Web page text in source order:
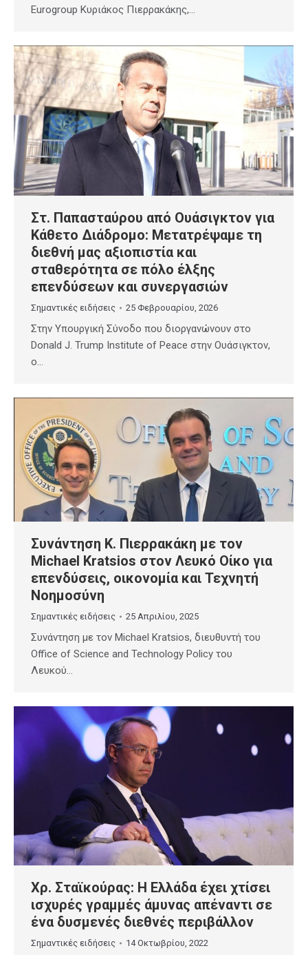
Eurogroup Κυριάκος Πιερρακάκης,…
Στ. Παπασταύρου από Ουάσιγκτον για
Κάθετο Διάδρομο: Μετατρέψαμε τη
διεθνή μας αξιοπιστία και
σταθερότητα σε πόλο έλξης
επενδύσεων και συνεργασιών
Σημαντικές ειδήσεις 25 Φεβρουαρίου, 2026
Στην Υπουργική Σύνοδο που διοργανώνουν στο
Donald J. Trump Institute of Peace στην Ουάσιγκτον,
ο…
Συνάντηση Κ. Πιερρακάκη με τον
Michael Kratsios στον Λευκό Οίκο για
επενδύσεις, οικονομία και Τεχνητή
Νοημοσύνη
Σημαντικές ειδήσεις 25 Απριλίου, 2025
Συνάντηση με τον Michael Kratsios, διευθυντή του
Office of Science and Technology Policy του
Λευκού…
Χρ. Σταϊκούρας: Η Ελλάδα έχει χτίσει
ισχυρές γραμμές άμυνας απέναντι σε
ένα δυσμενές διεθνές περιβάλλον
Σημαντικές ειδήσεις 14 Οκτωβρίου, 2022